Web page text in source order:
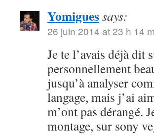
Yomiguessays:
26 juin 2014 at 23 h 14
Je te l’avais déjà dit
personnellement
jusqu’à analyser
langage, mais j’ai
m’ont pas dérangé.
montage, sur sony